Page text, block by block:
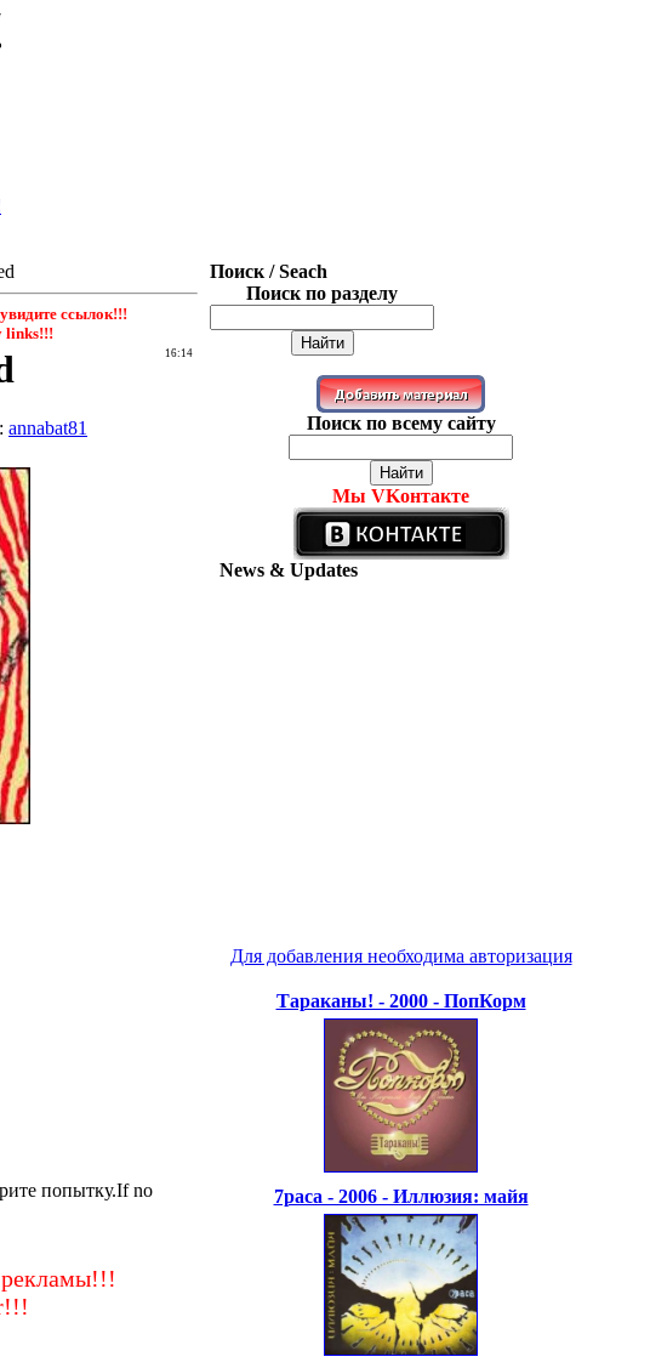
ссылок!!!
links!!!
16:14
: annabat81
попытку.If no
Поиск / Seach
Поиск по разделу
Поиск по всему сайту
Мы VKонтакте
News & Updates
Для добавления необходима авторизация
Тараканы! - 2000 - ПопКорм
7раса - 2006 - Иллюзия: майя